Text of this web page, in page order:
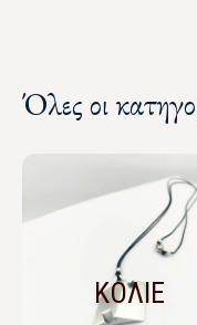
Όλες οι
ΚΟΛΙΕ